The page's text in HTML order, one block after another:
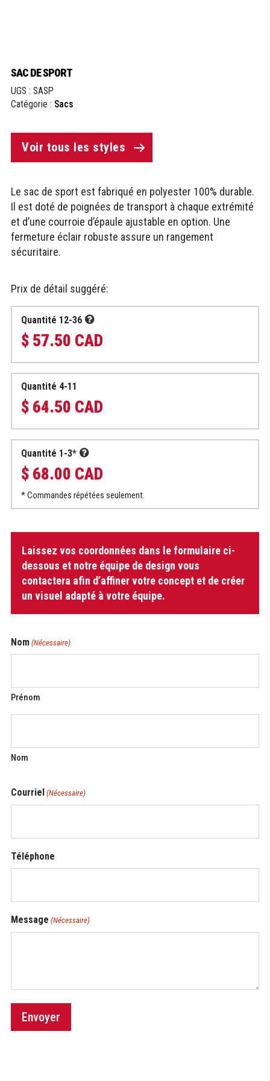
SAC DE SPORT
UGS : SASP
Catégorie : Sacs
Voir tous les styles
Le sac de sport est fabriqué en polyester 100% durable.
Il est doté de poignées de transport à chaque extrémité
et d’une courroie d’épaule ajustable en option. Une
fermeture éclair robuste assure un rangement
sécuritaire.
Prix de détail suggéré:
Quantité 12-36
$ 57.50 CAD
Quantité 4-11
$ 64.50 CAD
Quantité 1-3*
$ 68.00 CAD
* Commandes répétées seulement.
Sac
sport
Laissez vos coordonnées dans le formulaire ci-
dessous et notre équipe de design vous
contactera afin d’affiner votre concept et de créer
un visuel adapté à votre équipe.
Nom (Nécessaire)
Prénom
Nom
Courriel (Nécessaire)
Téléphone
Message (Nécessaire)
Envoyer